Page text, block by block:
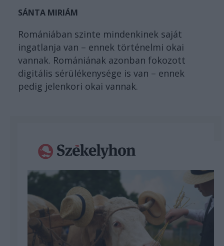
SÁNTA MIRIÁM
Romániában szinte mindenkinek saját
ingatlanja van – ennek történelmi okai
vannak. Romániának azonban fokozott
digitális sérülékenysége is van – ennek
pedig jelenkori okai vannak.